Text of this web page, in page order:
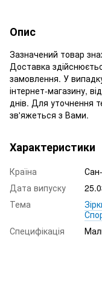
Опис
Зазначений товар
Доставка
замовлення. У
інтернет-магазину,
днів. Для уточнення
зв'яжеться з Вами.
Характеристики
Країна
Дата випуску
Тема
Специфікація